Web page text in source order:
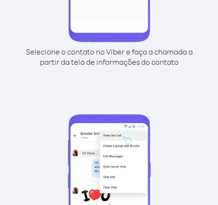
Selecione o contato no Viber e faça a chamada a
partir da tela de informações do contato